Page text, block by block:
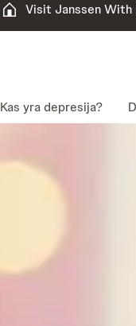
Visit Janssen With
Kas yra depresija?